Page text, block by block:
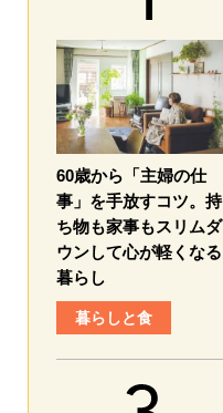
60歳から「主婦の仕
事」を手放すコツ。持
ち物も家事もスリムダ
ウンして心が軽くなる
暮らし
暮らしと食